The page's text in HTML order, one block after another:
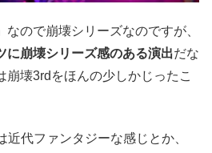
なので崩壊シリーズなのですが、
に崩壊シリーズ感のある演出だな
崩壊3rdをほんの少しかじったこ
近代ファンタジーな感じとか、